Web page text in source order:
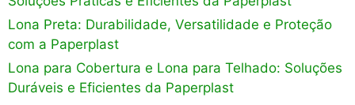
Lona Preta: Durabilidade, Versatilidade e Proteção
com a Paperplast
Lona para Cobertura e Lona para Telhado: Soluções
Duráveis e Eficientes da Paperplast